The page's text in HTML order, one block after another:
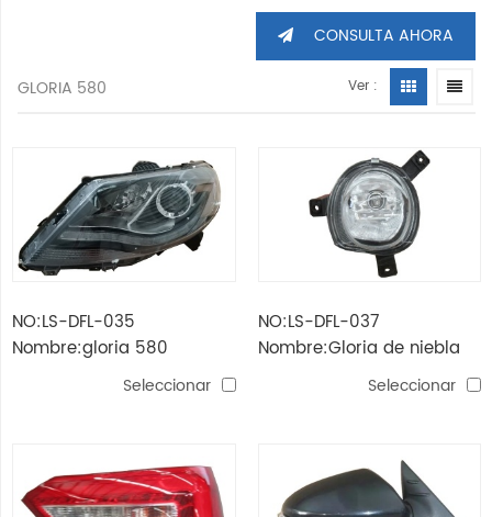
CONSULTA AHORA
GLORIA 580 Ver :
NO:LS-DFL-035
Nombre:gloria 580
lámpara de cabeza led
Seleccionar
NO:LS-DFL-037
Nombre:Gloria de niebla
Seleccionar